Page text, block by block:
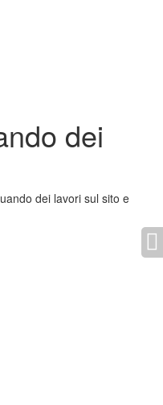
dei
dei lavori sul sito e